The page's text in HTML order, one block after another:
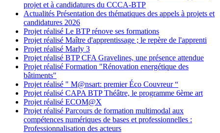
projet et à candidatures du CCCA-BTP
Actualités Présentation des thématiques des appels à projets et
candidatures 2026
Projet réalisé Le BTP rénove ses formations
Projet réalisé Maître d'apprentissage ; le repère de l'apprenti
Projet réalisé Marly 3
Projet réalisé BTP CFA Gravelines, une présence attendue
Projet réalisé Formation "Rénovation energétique des
bâtiments"
Projet réalisé " M@nsart: premier Éco Couvreur “
Projet réalisé CAPA BTP Théâtre, le programme 6ème art
Projet réalisé ECOM@X
Projet réalisé Parcours de formation multimodal aux
compétences numériques de bases et professionnelles :
Professionnalisation des acteurs